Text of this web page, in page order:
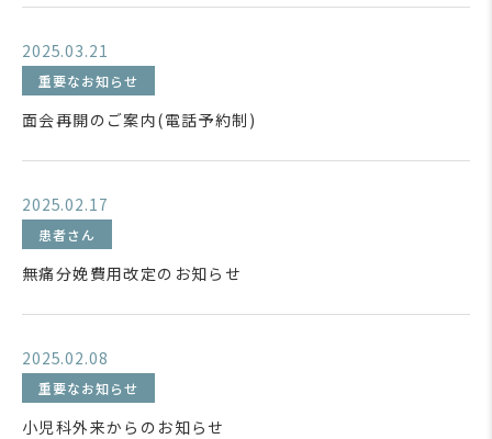
2025.03.21
重要なお知らせ
面会再開のご案内(電話予約制)
2025.02.17
患者さん
無痛分娩費用改定のお知らせ
2025.02.08
重要なお知らせ
小児科外来からのお知らせ